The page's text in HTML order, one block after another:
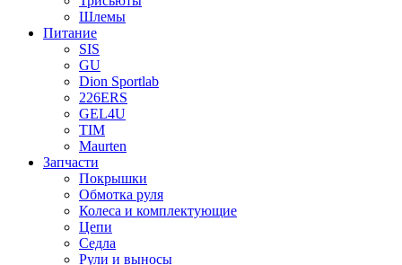
Шлемы
Питание
SIS
GU
Dion Sportlab
226ERS
GEL4U
TIM
Maurten
Запчасти
Покрышки
Обмотка руля
Колеса и комплектующие
Цепи
Седла
Рули и выносы